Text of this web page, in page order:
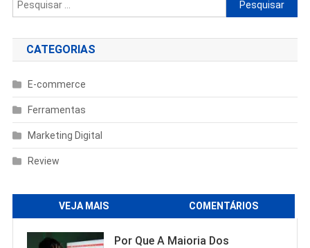
por:
CATEGORIAS
E-commerce
Ferramentas
Marketing Digital
Review
VEJA MAIS COMENTÁRIOS
Por Que A Maioria Dos